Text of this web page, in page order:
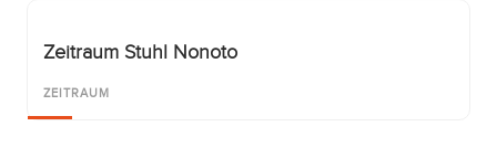
Zeitraum Stuhl Nonoto
ZEITRAUM